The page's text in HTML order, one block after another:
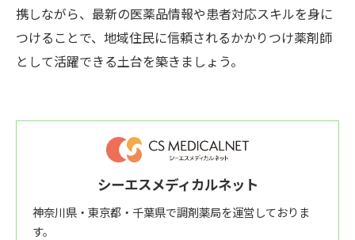
携しながら、最新の医薬品情報や患者対応スキルを身に
つけることで、地域住民に信頼されるかかりつけ薬剤師
として活躍できる土台を築きましょう。
シーエスメディカルネット
神奈川県・東京都・千葉県で調剤薬局を運営しておりま
す。